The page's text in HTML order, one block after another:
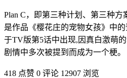
Plan C，即第三种计划、第三种
是作品《樱花庄的宠物女孩》中的
于TV版第5话中出现,因真白激萌
剧情中多次被提到而成为一个梗。
418 点赞 0 评论 12907 浏览